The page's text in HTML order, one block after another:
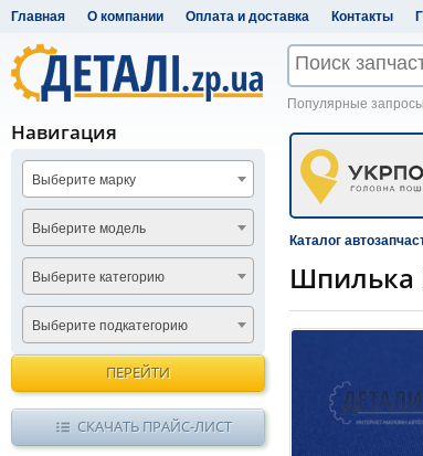
Главная О компании Оплата и доставка Контакты
Популярные
Каталог
Шпилька
Навигация
Выберите марку
Выберите модель
Выберите категорию
Выберите подкатегорию
ПЕРЕЙТИ
СКАЧАТЬ ПРАЙС-ЛИСТ